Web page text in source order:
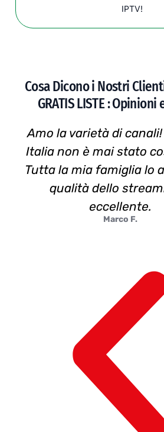
IPTV!
Cosa Dicono i Nostri
GRATIS LISTE :
Amo la varietà di canali!
Italia non è mai stato
Tutta la mia famiglia lo
qualità dello
eccellente.
Marco F.